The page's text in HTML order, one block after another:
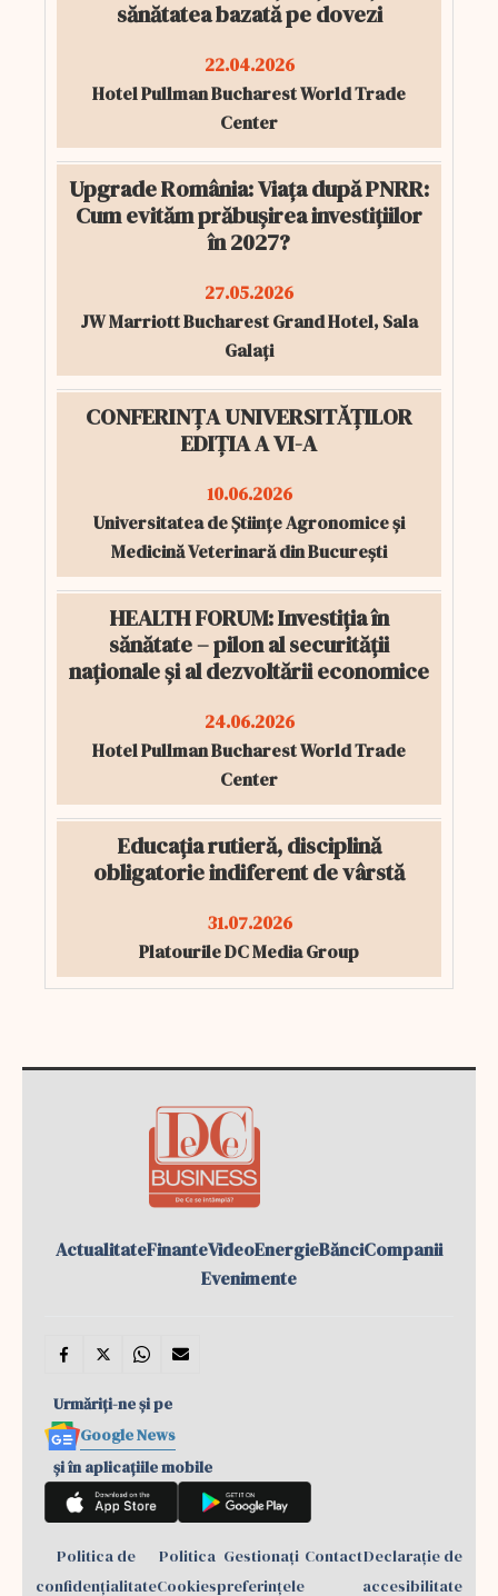
sănătatea bazată pe dovezi
22.04.2026
Hotel Pullman Bucharest World Trade
Center
Upgrade România: Viața după PNRR:
Cum evităm prăbușirea investițiilor
în 2027?
27.05.2026
JW Marriott Bucharest Grand Hotel, Sala
Galați
CONFERINȚA UNIVERSITĂȚILOR
EDIȚIA A VI-A
10.06.2026
Universitatea de Științe Agronomice și
Medicină Veterinară din București
HEALTH FORUM: Investiția în
sănătate – pilon al securității
naționale și al dezvoltării economice
24.06.2026
Hotel Pullman Bucharest World Trade
Center
Educația rutieră, disciplină
obligatorie indiferent de vârstă
31.07.2026
Platourile DC Media Group
ActualitateFinanteVideoEnergieBănciCompanii
Evenimente
Urmăriți-ne și pe
Google News
și în aplicațiile mobile
Politica de
confidențialitate
Politica
Cookies
Gestionați
preferințele
ContactDeclarație de
accesibilitate